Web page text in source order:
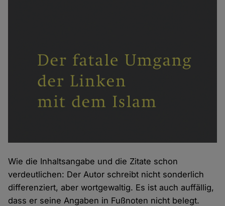
Wie die Inhaltsangabe und die Zitate schon
verdeutlichen: Der Autor schreibt nicht sonderlich
differenziert, aber wortgewaltig. Es ist auch auffällig,
dass er seine Angaben in Fußnoten nicht belegt.